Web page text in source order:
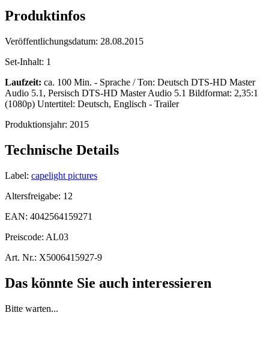
Produktinfos
Veröffentlichungsdatum: 28.08.2015
Set-Inhalt: 1
Laufzeit: ca. 100 Min. - Sprache / Ton: Deutsch DTS-HD Master
Audio 5.1, Persisch DTS-HD Master Audio 5.1 Bildformat: 2,35:1
(1080p) Untertitel: Deutsch, Englisch - Trailer
Produktionsjahr: 2015
Technische Details
Label: capelight pictures
Altersfreigabe: 12
EAN: 4042564159271
Preiscode: AL03
Art. Nr.: X5006415927-9
Das könnte Sie auch interessieren
Bitte warten...